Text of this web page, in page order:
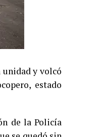
y volcó
estado
de la Policía